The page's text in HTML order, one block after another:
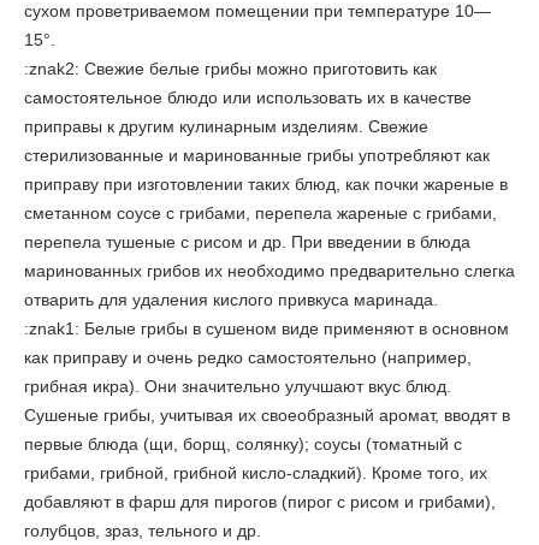
сухом проветриваемом помещении при температуре 10—
15°.
:znak2: Свежие белые грибы можно приготовить как
самостоятельное блюдо или использовать их в качестве
приправы к другим кулинарным изделиям. Свежие
стерилизованные и маринованные грибы употребляют как
приправу при изготовлении таких блюд, как почки жареные в
сметанном соусе с грибами, перепела жареные с грибами,
перепела тушеные с рисом и др. При введении в блюда
маринованных грибов их необходимо предварительно слегка
отварить для удаления кислого привкуса маринада.
:znak1: Белые грибы в сушеном виде применяют в основном
как приправу и очень редко самостоятельно (например,
грибная икра). Они значительно улучшают вкус блюд.
Сушеные грибы, учитывая их своеобразный аромат, вводят в
первые блюда (щи, борщ, солянку); соусы (томатный с
грибами, грибной, грибной кисло-сладкий). Кроме того, их
добавляют в фарш для пирогов (пирог с рисом и грибами),
голубцов, зраз, тельного и др.